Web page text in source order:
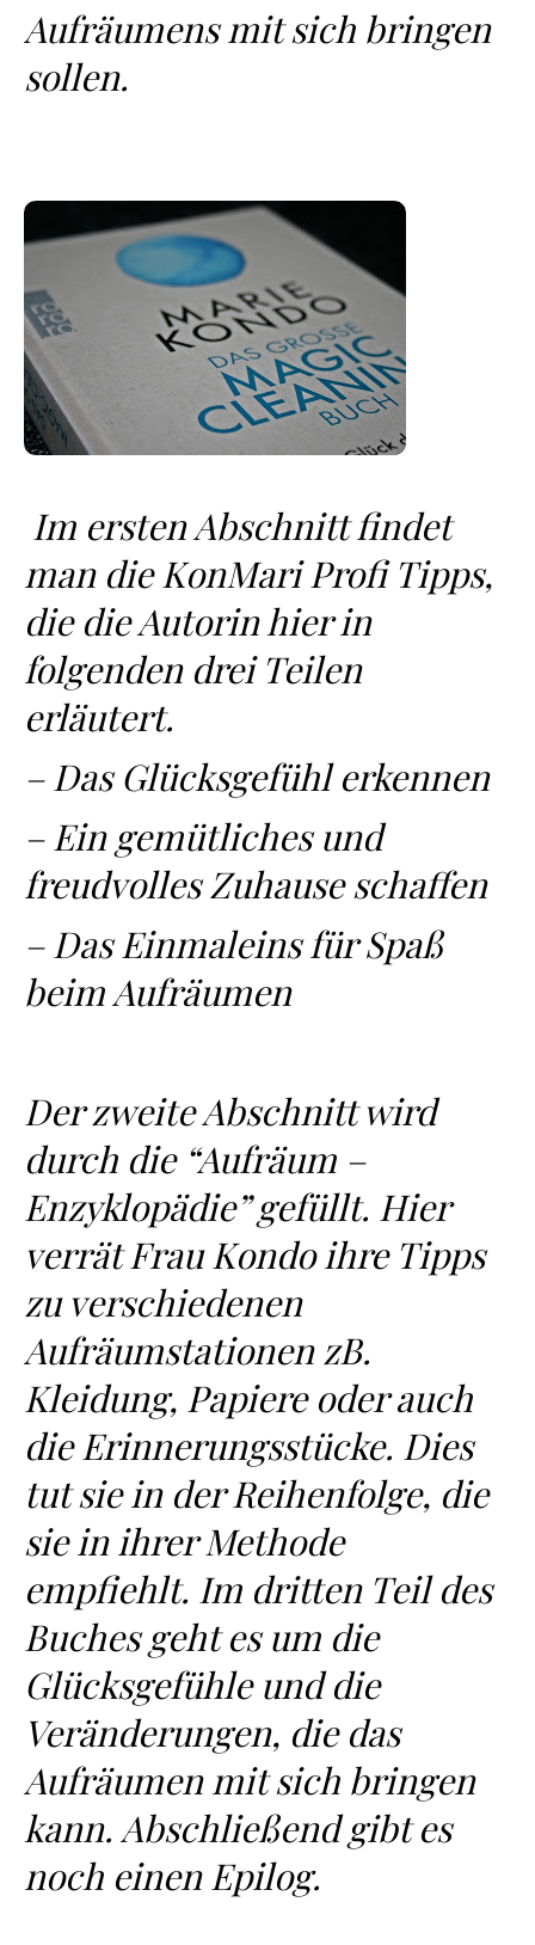
Aufräumens mit sich bringen
sollen.
Im ersten Abschnitt findet
man die KonMari Profi Tipps,
die die Autorin hier in
folgenden drei Teilen
erläutert.
– Das Glücksgefühl erkennen
– Ein gemütliches und
freudvolles Zuhause schaffen
– Das Einmaleins für Spaß
beim Aufräumen
Der zweite Abschnitt wird
durch die “Aufräum –
Enzyklopädie” gefüllt. Hier
verrät Frau Kondo ihre Tipps
zu verschiedenen
Aufräumstationen zB.
Kleidung, Papiere oder auch
die Erinnerungsstücke. Dies
tut sie in der Reihenfolge, die
sie in ihrer Methode
empfiehlt. Im dritten Teil des
Buches geht es um die
Glücksgefühle und die
Veränderungen, die das
Aufräumen mit sich bringen
kann. Abschließend gibt es
noch einen Epilog.